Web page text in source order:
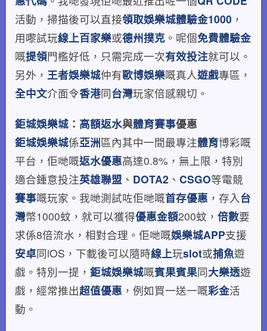
活動，掃描後可以直接領取娛樂城體驗金1000 ，
用嚟試玩線上百家樂或德州撲克 。呢個免費體驗金
嘅提領門檻好低，只需完成一次有效投注就可以。
另外， 王者娛樂城仲有歐博娛樂嘅真人遊戲專區，
全中文介面令香港同台灣玩家倍感親切。
鉅城娛樂城 ： 高額返水與體育賽事優惠
鉅城娛樂城係亞洲區內其中一間最專注體育博彩嘅
平台，佢哋嘅返水優惠高達0.8%，無上限，特別
適合鍾意投注英雄聯盟 、 DOTA2 、 CSGO等電競
賽事嘅玩家。我哋測試咗佢哋嘅首存優惠 ，存入台
灣幣1000蚊，就可以獲得優惠金額200蚊， 倍數要
求係8倍流水，相對合理。佢哋嘅娛樂城APP支援
安卓同iOS，下載後可以隨時線上玩slot或捕魚遊
戲。特別一提， 鉅城娛樂城嘅賓果賓果同大樂透遊
戲，經常推出超值優惠 ，例如買一送一嘅彩金活
動。